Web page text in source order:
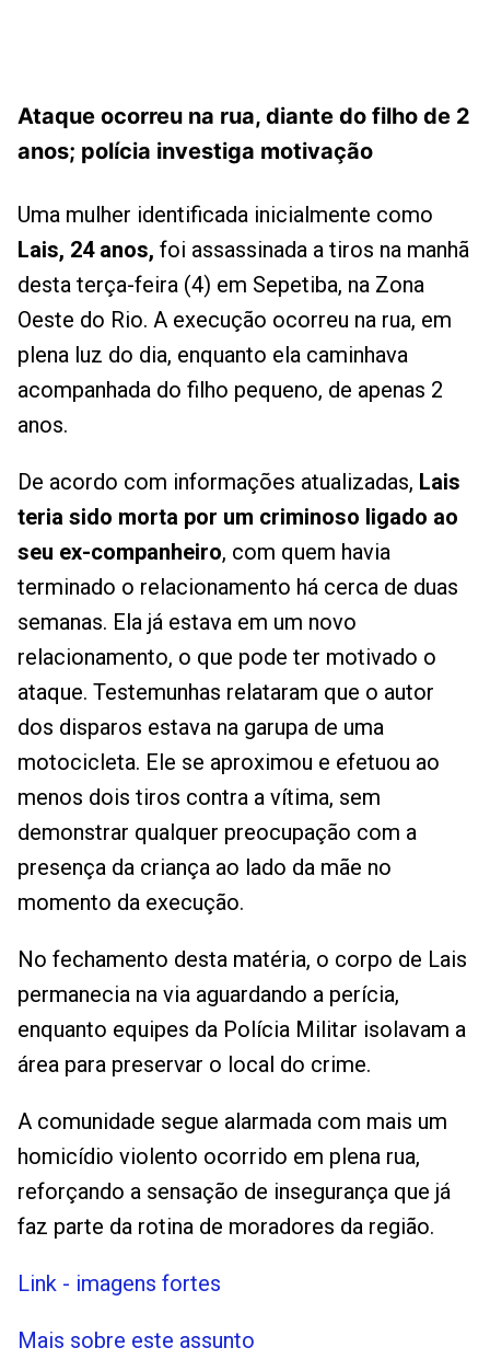
Ataque ocorreu na rua, diante do filho de 2
anos; polícia investiga motivação
Uma mulher identificada inicialmente como
Lais, 24 anos, foi assassinada a tiros na manhã
desta terça-feira (4) em Sepetiba, na Zona
Oeste do Rio. A execução ocorreu na rua, em
plena luz do dia, enquanto ela caminhava
acompanhada do filho pequeno, de apenas 2
anos.
De acordo com informações atualizadas, Lais
teria sido morta por um criminoso ligado ao
seu ex-companheiro, com quem havia
terminado o relacionamento há cerca de duas
semanas. Ela já estava em um novo
relacionamento, o que pode ter motivado o
ataque. Testemunhas relataram que o autor
dos disparos estava na garupa de uma
motocicleta. Ele se aproximou e efetuou ao
menos dois tiros contra a vítima, sem
demonstrar qualquer preocupação com a
presença da criança ao lado da mãe no
momento da execução.
No fechamento desta matéria, o corpo de Lais
permanecia na via aguardando a perícia,
enquanto equipes da Polícia Militar isolavam a
área para preservar o local do crime.
A comunidade segue alarmada com mais um
homicídio violento ocorrido em plena rua,
reforçando a sensação de insegurança que já
faz parte da rotina de moradores da região.
Link - imagens fortes
Mais sobre este assunto